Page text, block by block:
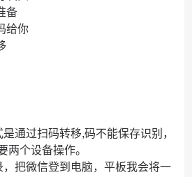
备
给你
通过扫码转移,码不能保存识别，
两个设备操作。
把微信登到电脑，平板我会将一